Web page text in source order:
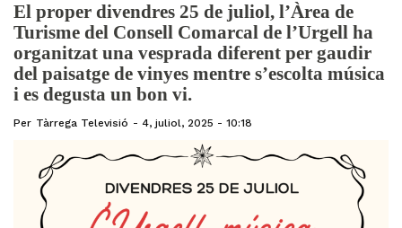
El proper divendres 25 de juliol, l’Àrea de
Turisme del Consell Comarcal de l’Urgell ha
organitzat una vesprada diferent per gaudir
del paisatge de vinyes mentre s’escolta música
i es degusta un bon vi.
Per Tàrrega Televisió 4, juliol, 2025 - 10:18